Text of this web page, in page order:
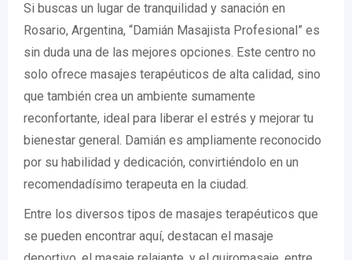
Si buscas un lugar de tranquilidad y sanación en
Rosario, Argentina, “Damián Masajista Profesional” es
sin duda una de las mejores opciones. Este centro no
solo ofrece masajes terapéuticos de alta calidad, sino
que también crea un ambiente sumamente
reconfortante, ideal para liberar el estrés y mejorar tu
bienestar general. Damián es ampliamente reconocido
por su habilidad y dedicación, convirtiéndolo en un
recomendadísimo terapeuta en la ciudad.
Entre los diversos tipos de masajes terapéuticos que
se pueden encontrar aquí, destacan el masaje